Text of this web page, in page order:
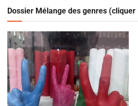
Dossier Mélange des genres (cliquer